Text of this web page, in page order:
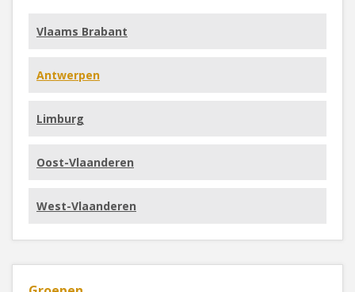
Vlaams Brabant
Antwerpen
Limburg
Oost-Vlaanderen
West-Vlaanderen